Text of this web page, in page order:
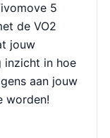
5
de VO2
jouw
inzicht in hoe
aan jouw
worden!